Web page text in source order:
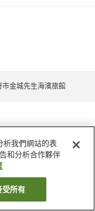
市金城先生海濱旅館
析我們網站的表
和分析合作夥伴
受所有